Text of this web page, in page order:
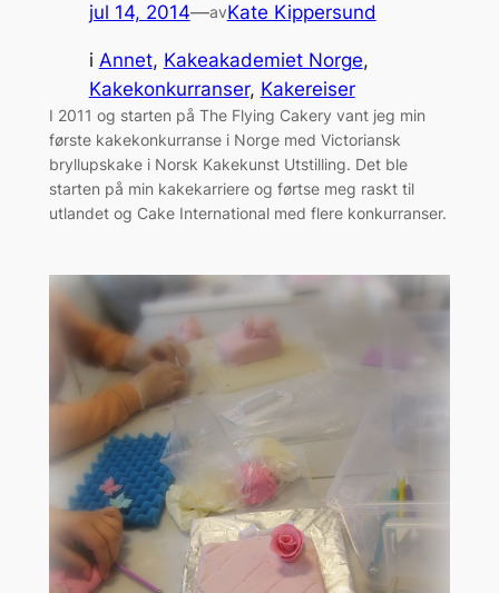
jul 14, 2014—avKate Kippersund
i Annet, Kakeakademiet Norge
Kakekonkurranser, Kakereiser
I 2011 og starten på The Flying Cakery vant jeg min
første kakekonkurranse i Norge med Victoriansk
bryllupskake i Norsk Kakekunst Utstilling. Det ble
starten på min kakekarriere og førtse meg raskt til
utlandet og Cake International med flere konkurranser.